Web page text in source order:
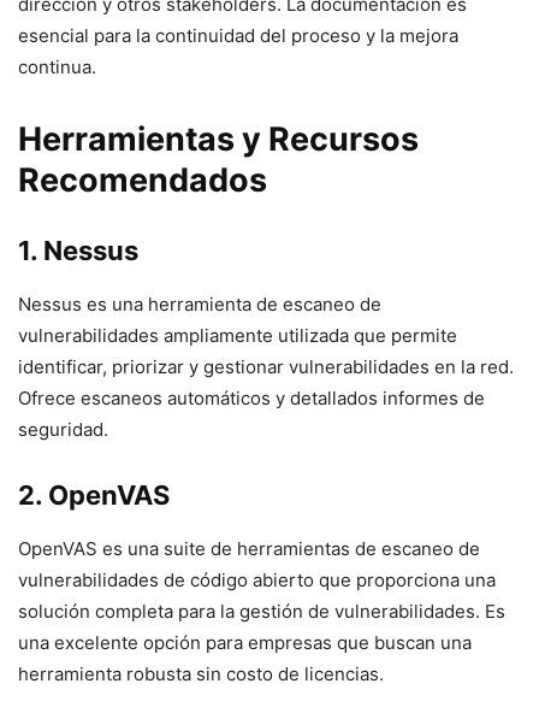
esencial para la continuidad del proceso y la mejora
continua.
Herramientas y Recursos
Recomendados
1. Nessus
Nessus es una herramienta de escaneo de
vulnerabilidades ampliamente utilizada que permite
identificar, priorizar y gestionar vulnerabilidades en la red.
Ofrece escaneos automáticos y detallados informes de
seguridad.
2. OpenVAS
OpenVAS es una suite de herramientas de escaneo de
vulnerabilidades de código abierto que proporciona una
solución completa para la gestión de vulnerabilidades. Es
una excelente opción para empresas que buscan una
herramienta robusta sin costo de licencias.